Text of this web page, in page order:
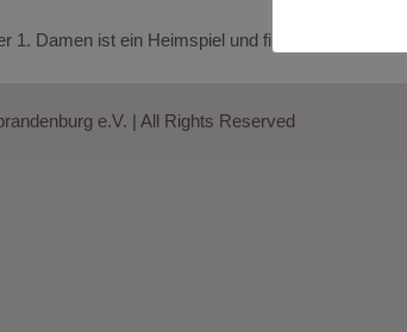
1. Damen ist ein Heimspiel und findet am
e.V. | All Rights Reserved